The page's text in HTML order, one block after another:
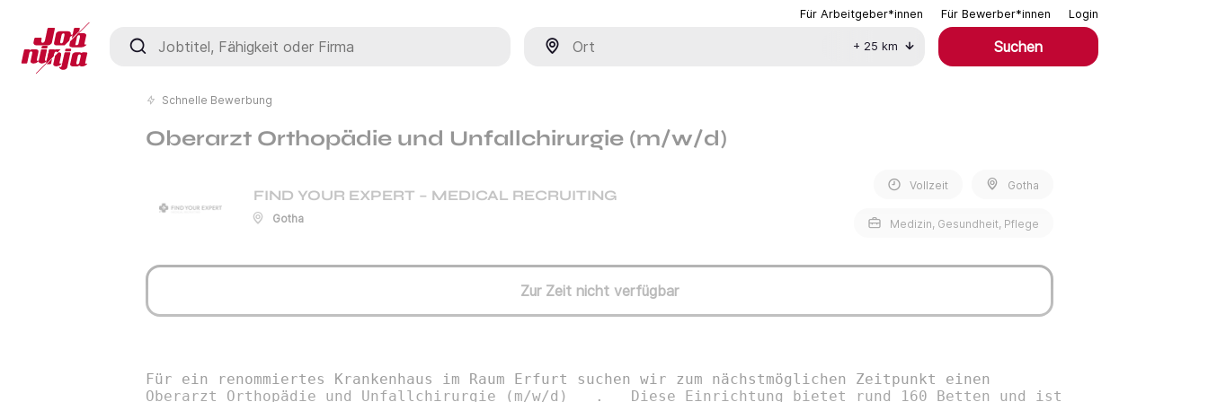
Für Arbeitgeber*innen Für Bewerber*innen Login
Jobtitel, Fähigkeit oder Firma
+ 25 km Suchen
Schnelle Bewerbung
Oberarzt Orthopädie und Unfallchirurgie (m/w/d)
FIND YOUR EXPERT – MEDICAL RECRUITING
Gotha
Vollzeit Gotha
Medizin, Gesundheit, Pflege
Zur Zeit nicht verfügbar
Für ein renommiertes Krankenhaus im Raum Erfurt suchen wir zum nächstmöglichen Zeitpunkt einen
Oberarzt Orthopädie und Unfallchirurgie (m/w/d) _ . _ Diese Einrichtung bietet rund 160 Betten und ist